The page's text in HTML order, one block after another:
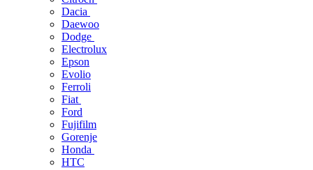
Dacia
Daewoo
Dodge
Electrolux
Epson
Evolio
Ferroli
Fiat
Ford
Fujifilm
Gorenje
Honda
HTC